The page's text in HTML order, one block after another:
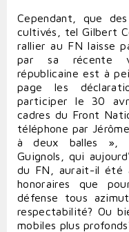
Cependant, que
cultivés, tel Gilbert
rallier au FN laisse
par sa récente
républicaine est à
page les
participer le 30
cadres du Front
téléphone par
à deux balles »,
Guignols, qui
du FN, aurait-il été
honoraires que
défense tous
respectabilité? Ou
mobiles plus